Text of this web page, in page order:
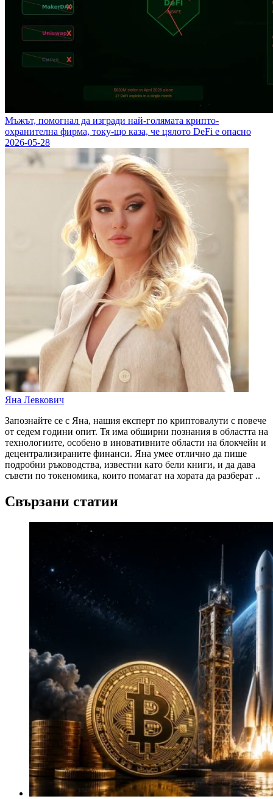
Мъжът, помогнал да изгради най-голямата крипто-
охранителна фирма, току-що каза, че цялото DeFi е опасно
2026-05-28
Яна Левкович
Запознайте се с Яна, нашия експерт по криптовалути с повече
от седем години опит. Тя има обширни познания в областта на
технологиите, особено в иновативните области на блокчейн и
децентрализираните финанси. Яна умее отлично да пише
подробни ръководства, известни като бели книги, и да дава
съвети по токеномика, които помагат на хората да разберат ..
Свързани статии